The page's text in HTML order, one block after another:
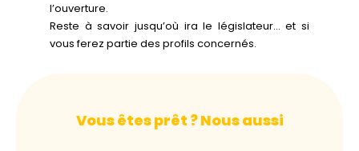
l’ouverture.
Reste à savoir jusqu’où ira le législateur… et si
vous ferez partie des profils concernés.
Vous êtes prêt ? Nous aussi